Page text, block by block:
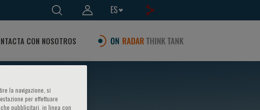
ES
CON NOSOTROS
la navigazione, si
per effettuare
pubblicitari, in linea con